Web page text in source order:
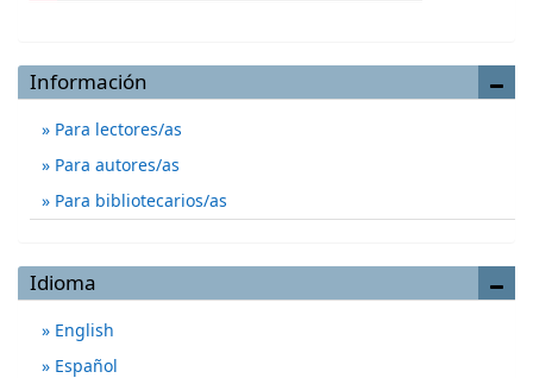
Información
Para lectores/as
Para autores/as
Para bibliotecarios/as
Idioma
English
Español